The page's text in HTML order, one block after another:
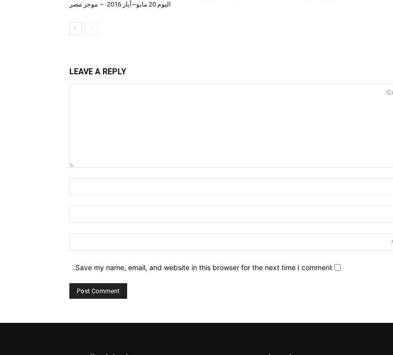
اليوم 20 مايو~أيار 2016 – موجز مصر
LEAVE A REPLY
Save my name, email, and website in this browser for the next time I comment.